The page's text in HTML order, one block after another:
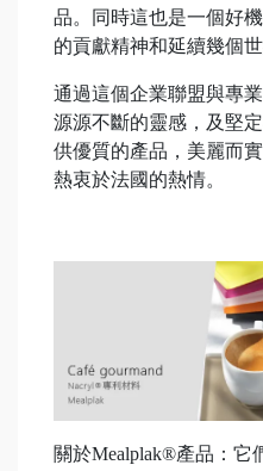
品。同時這也是一個好
的貢獻精神和延續幾個
通過這個企業聯盟與專
源源不斷的靈感，及堅
供優質的產品，美麗而
熱衷於法國的熱情。
關於Mealplak®產品：它